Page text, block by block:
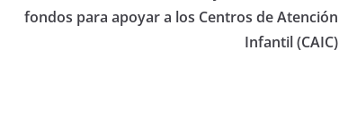
fondos para apoyar a los Centros de Atención
Infantil (CAIC)